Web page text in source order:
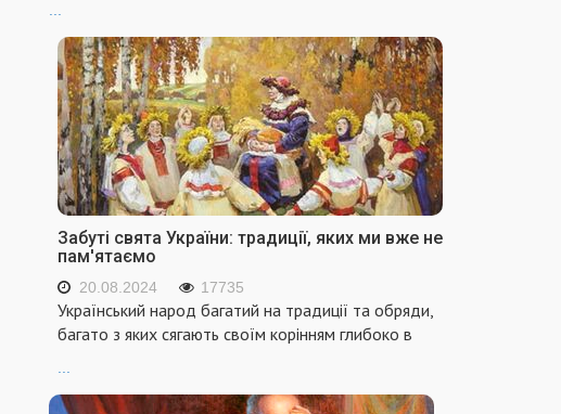
...
Забуті свята України: традиції, яких ми вже не
пам'ятаємо
20.08.2024 17735
Український народ багатий на традиції та обряди,
багато з яких сягають своїм корінням глибоко в
...